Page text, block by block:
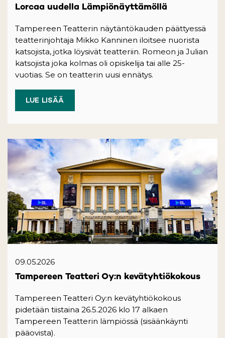
Lorcaa uudella Lämpiönäyttämöllä
Tampereen Teatterin näytäntökauden päättyessä
teatterinjohtaja Mikko Kanninen iloitsee nuorista
katsojista, jotka löysivät teatteriin. Romeon ja Julian
katsojista joka kolmas oli opiskelija tai alle 25-
vuotias. Se on teatterin uusi ennätys.
LUE LISÄÄ
09.05.2026
Tampereen Teatteri Oy:n kevätyhtiökokous
Tampereen Teatteri Oy:n kevätyhtiökokous
pidetään tiistaina 26.5.2026 klo 17 alkaen
Tampereen Teatterin lämpiössä (sisäänkäynti
pääovista).